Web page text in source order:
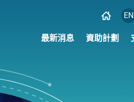
EN
最新消息 資助計劃
獲款機構